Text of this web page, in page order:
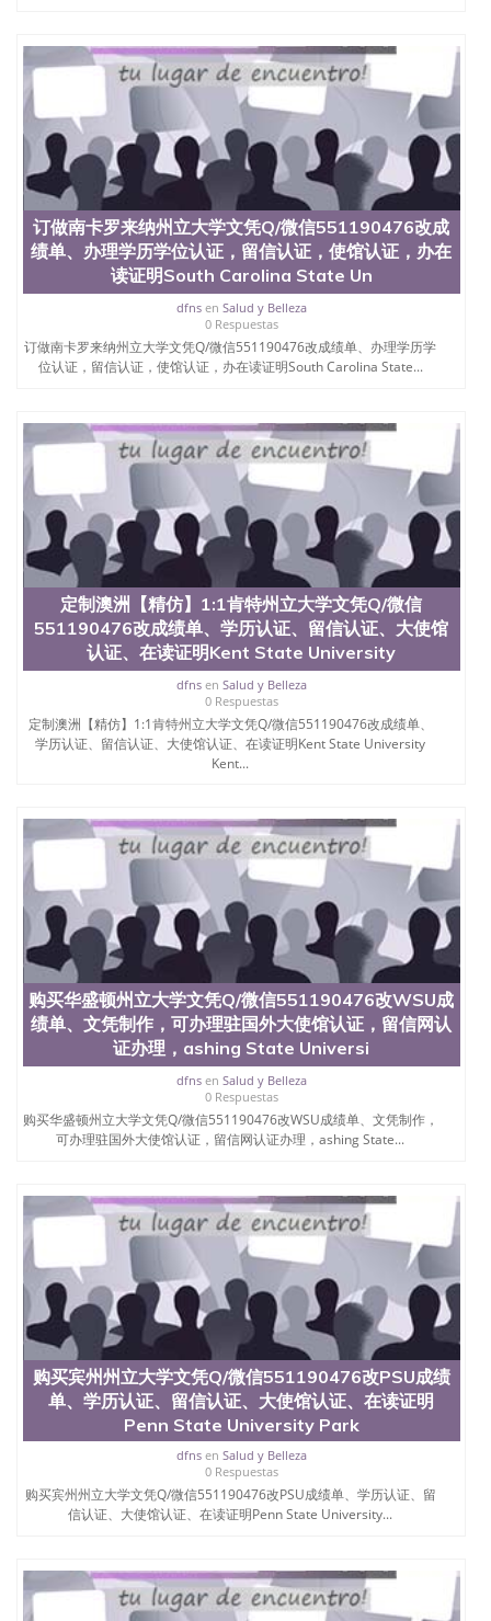
University）圣何塞州立大学学历证书（San Jose
State University）圣何塞州立大学学历证书（San
Jose State University）圣何塞州立大学学历证书
（San Jose State University）澳洲读书未毕业找人做
文凭学位qq微信551190476澳洲读CQU中央昆士兰大
学学历 绩单购买学位证书/澳洲读本科硕士做文凭/购
买澳洲大学毕业证成绩单假文凭学历
offieUniversityofSouthernQueensland 澳洲读书未毕
业找人做文凭学位qq微信551190476澳洲读CQU中央
昆士兰大学学历成绩单购买学位证书/澳洲读本科硕
士做文凭/购买澳洲大学毕业证成绩单假文凭学历办
理巴丹半岛州立大学毕业QQ/薇信551190476办理菲
律宾巴丹半岛州立大学学历学位认证the peninsula
state university真实【留信认证】一比一复刻在读证
明，录取通知书制作 ，★各类英文材料（学生卡、录
取通知书offer，雅思托福成绩单，质量工艺钢印、水
印、烫金、激光防伪、凹凸版
订做南卡罗来纳州立大学文凭Q/微信551190476改成
绩单、办理学历学位认证，留信认证，使馆认证，办在
读证明South Carolina State Un
dfnsen Salud y Belleza
0 Respuestas
订做南卡罗来纳州立大学文凭Q/微信551190476改成绩单、办理学历学
位认证，留信认证，使馆认证，办在读证明South Carolina State...
定制澳洲【精仿】1:1肯特州立大学文凭Q/微信
551190476改成绩单、学历认证、留信认证、大使馆
认证、在读证明Kent State University
dfnsen Salud y Belleza
0 Respuestas
定制澳洲【精仿】1:1肯特州立大学文凭Q/微信551190476改成绩单、
学历认证、留信认证、大使馆认证、在读证明Kent State University
Kent...
购买华盛顿州立大学文凭Q/微信551190476改WSU成
绩单、文凭制作，可办理驻国外大使馆认证，留信网认
证办理，ashing State Universi
dfnsen Salud y Belleza
0 Respuestas
购买华盛顿州立大学文凭Q/微信551190476改WSU成绩单、文凭制作，
可办理驻国外大使馆认证，留信网认证办理，ashing State...
购买宾州州立大学文凭Q/微信551190476改PSU成绩
单、学历认证、留信认证、大使馆认证、在读证明
Penn State University Park
dfnsen Salud y Belleza
0 Respuestas
购买宾州州立大学文凭Q/微信551190476改PSU成绩单、学历认证、留
信认证、大使馆认证、在读证明Penn State University...